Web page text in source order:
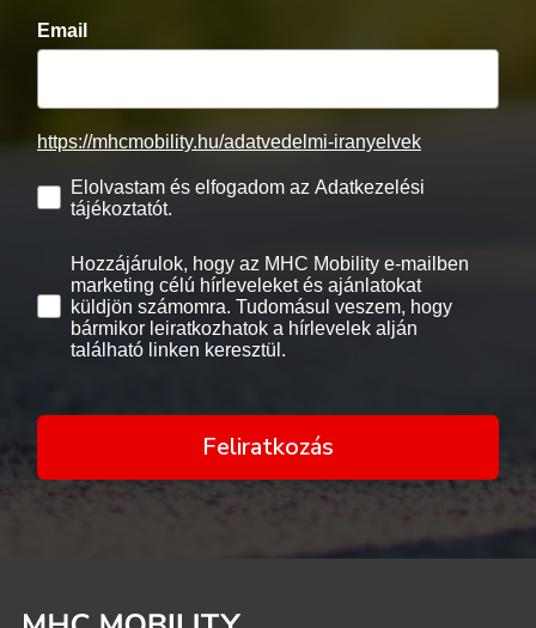
Email
https://mhcmobility.hu/adatvedelmi-iranyelvek
Elolvastam és elfogadom az Adatkezelési
tájékoztatót.
Hozzájárulok, hogy az MHC Mobility e-mailben
marketing célú hírleveleket és ajánlatokat
küldjön számomra. Tudomásul veszem, hogy
bármikor leiratkozhatok a hírlevelek alján
található linken keresztül.
Feliratkozás